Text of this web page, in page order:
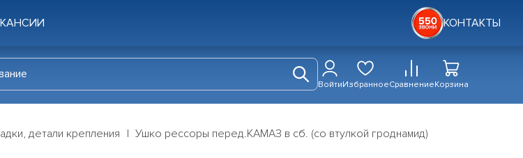
КОНТАКТЫ
ВойтиИзбранноеСравнениеКорзина
детали крепления Ушко рессоры перед.КАМАЗ в сб. (со втулкой гроднамид)